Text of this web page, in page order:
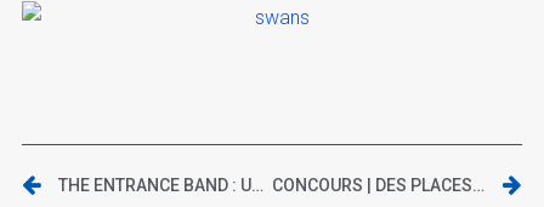
THE ENTRANCE BAND : UNE SIMPLE HISTOIRE DE BANDE PASSANTE CONCOURS | DES PLACES À GAGNER POUR LE CONCERT DE JOZEF VAN WISSEM À TOULOUSE – LE MANDALA